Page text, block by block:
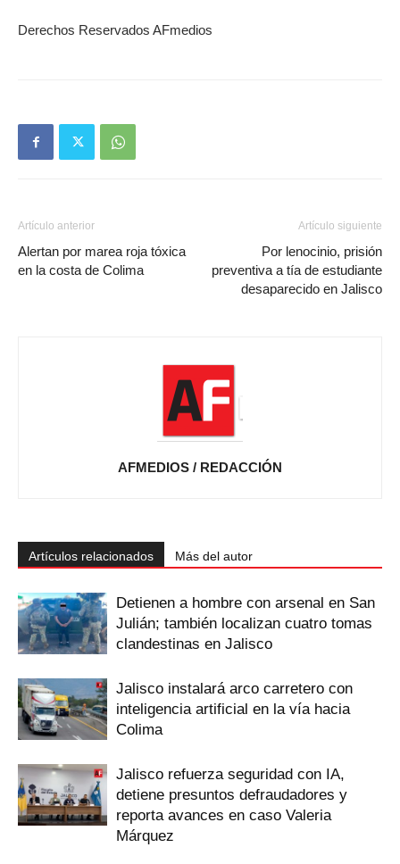
Derechos Reservados AFmedios
Artículo anterior
Alertan por marea roja tóxica
en la costa de Colima
Artículo siguiente
Por lenocinio, prisión
preventiva a tía de estudiante
desaparecido en Jalisco
AFMEDIOS / REDACCIÓN
Artículos relacionados Más del autor
Detienen a hombre con arsenal en San
Julián; también localizan cuatro tomas
clandestinas en Jalisco
Jalisco instalará arco carretero con
inteligencia artificial en la vía hacia
Colima
Jalisco refuerza seguridad con IA,
detiene presuntos defraudadores y
reporta avances en caso Valeria
Márquez